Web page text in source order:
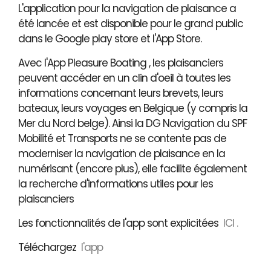
L'application pour la navigation de plaisance a
été lancée et est disponible pour le grand public
dans le Google play store et l'App Store.
Avec l'App Pleasure Boating , les plaisanciers
peuvent accéder en un clin d'oeil à toutes les
informations concernant leurs brevets, leurs
bateaux, leurs voyages en Belgique (y compris la
Mer du Nord belge). Ainsi la DG Navigation du SPF
Mobilité et Transports ne se contente pas de
moderniser la navigation de plaisance en la
numérisant (encore plus), elle facilite également
la recherche d'informations utiles pour les
plaisanciers
Les fonctionnalités de l'app sont explicitées ICI .
Téléchargez l'app